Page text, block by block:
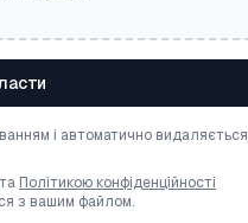
і автоматично видаляється
та Політикою конфіденційності
з вашим файлом.